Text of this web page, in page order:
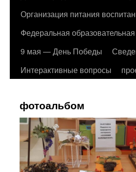
Организация питания
Федеральная
9 мая — День Победы
Интерактивные вопросы
фотоальбом